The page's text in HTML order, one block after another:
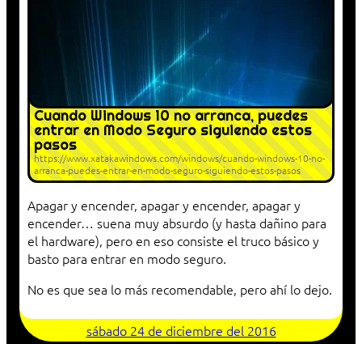
Cuando Windows 10 no arranca, puedes
entrar en Modo Seguro siguiendo estos
pasos
https://www.xatakawindows.com/windows/cuando-windows-10-no-
arranca-puedes-entrar-en-modo-seguro-siguiendo-estos-pasos
Apagar y encender, apagar y encender, apagar y
encender… suena muy absurdo (y hasta dañino para
el hardware), pero en eso consiste el truco básico y
basto para entrar en modo seguro.
No es que sea lo más recomendable, pero ahí lo dejo.
sábado 24 de diciembre del 2016